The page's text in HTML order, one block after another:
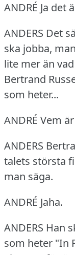
ANDRÉ Ja det
ANDERS Det
ska jobba,
lite mer än
Bertrand
som heter...
ANDRÉ Vem
ANDERS
talets största
man säga.
ANDRÉ Jaha.
ANDERS Han
som heter "In